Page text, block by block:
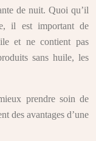
de nuit. Quoi qu’il
il est important de
et ne contient pas
sans huile, les
prendre soin de
des avantages d’une